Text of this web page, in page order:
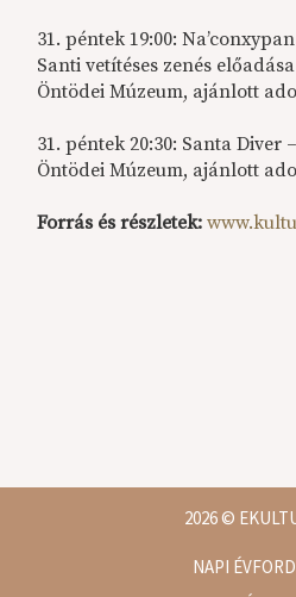
31. péntek 19:00:
Santi vetítéses zenés előadása
Öntödei Múzeum, ajánlott
31. péntek 20:30: Santa Diver
Öntödei Múzeum, ajánlott
Forrás és részletek:
2026©
NAPI